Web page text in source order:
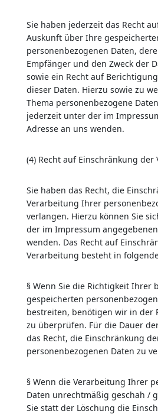
Sie haben jederzeit das Recht
Auskunft über Ihre
personenbezogenen Daten,
Empfänger und den Zweck der
sowie ein Recht auf
dieser Daten. Hierzu sowie zu
Thema personenbezogene
jederzeit unter der im
Adresse an uns wenden.
(4) Recht auf Einschränkung der
Sie haben das Recht, die
Verarbeitung Ihrer
verlangen. Hierzu können Sie
der im Impressum
wenden. Das Recht auf
Verarbeitung besteht in
§ Wenn Sie die Richtigkeit Ihrer
gespeicherten
bestreiten, benötigen wir in der
zu überprüfen. Für die Dauer
das Recht, die Einschränkung
personenbezogenen Daten zu
§ Wenn die Verarbeitung Ihrer
Daten unrechtmäßig geschah /
Sie statt der Löschung die